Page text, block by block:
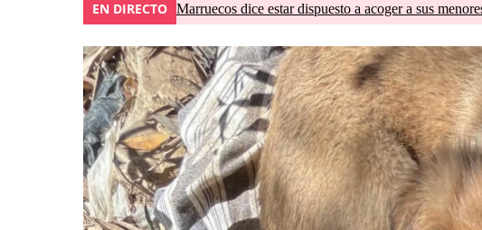
EN DIRECTO Marruecos dice estar dispuesto a acoger a sus